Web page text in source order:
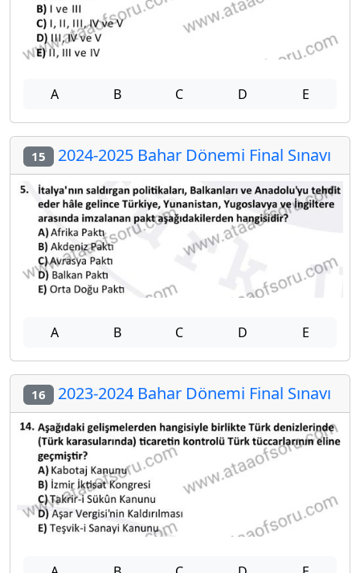
A B C D E
15 2024-2025 Bahar Dönemi Final Sınavı
A B C D E
16 2023-2024 Bahar Dönemi Final Sınavı